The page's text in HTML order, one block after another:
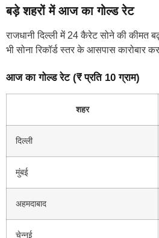
बड़े शहरों में आज का गोल्ड रेट
राजधानी दिल्ली में 24 कैरेट सोने की कीमत
भी सोना रिकॉर्ड स्तर के आसपास कारोबार
आज का गोल्ड रेट (₹ प्रति 10 ग्राम)
शहर
दिल्ली
मुंबई
अहमदाबाद
चेन्नई